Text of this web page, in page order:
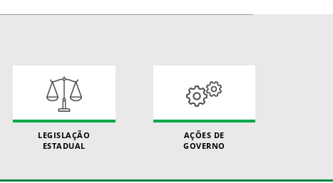
LEGISLAÇÃO
ESTADUAL
AÇÕES DE
GOVERNO